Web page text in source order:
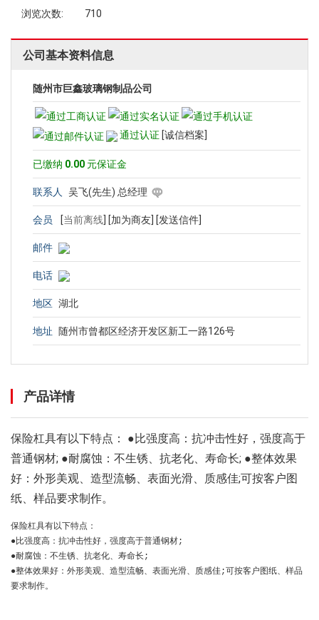
浏览次数: 710
公司基本资料信息
随州市巨鑫玻璃钢制品公司
通过认证 [诚信档案]
已缴纳 0.00 元保证金
联系人 吴飞(先生) 总经理
会员 [当前离线 [加为商友] [发送信件]
邮件
电话
地区 湖北
地址 随州市曾都区经济开发区新工一路126号
产品详情
保险杠具有以下特点： ●比强度高：抗冲击性好，强度高于
普通钢材; ●耐腐蚀：不生锈、抗老化、寿命长; ●整体效果
好：外形美观、造型流畅、表面光滑、质感佳;可按客户图
纸、样品要求制作。
保险杠具有以下特点：
●比强度高：抗冲击性好，强度高于普通钢材;
●耐腐蚀：不生锈、抗老化、寿命长;
●整体效果好：外形美观、造型流畅、表面光滑、质感佳;可按客户图纸、样品
要求制作。